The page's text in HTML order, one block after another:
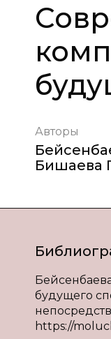
Авторы
Бишаева
будущего
https://